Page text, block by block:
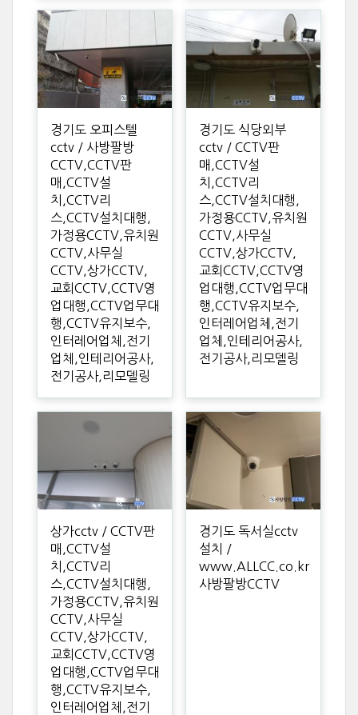
경기도 오피스텔
cctv / 사방팔방
CCTV,CCTV판
매,CCTV설
치,CCTV리
스,CCTV설치대행,
가정용CCTV,유치원
CCTV,사무실
CCTV,상가CCTV,
교회CCTV,CCTV영
업대행,CCTV업무대
행,CCTV유지보수,
인터레어업체,전기
업체,인테리어공사,
전기공사,리모델링
경기도 식당외부
cctv / CCTV판
매,CCTV설
치,CCTV리
스,CCTV설치대행,
가정용CCTV,유치원
CCTV,사무실
CCTV,상가CCTV,
교회CCTV,CCTV영
업대행,CCTV업무대
행,CCTV유지보수,
인터레어업체,전기
업체,인테리어공사,
전기공사,리모델링
상가cctv / CCTV판
매,CCTV설
치,CCTV리
스,CCTV설치대행,
가정용CCTV,유치원
CCTV,사무실
CCTV,상가CCTV,
교회CCTV,CCTV영
업대행,CCTV업무대
행,CCTV유지보수,
인터레어업체,전기
경기도 독서실cctv
설치 /
www.ALLCC.co.kr
사방팔방CCTV